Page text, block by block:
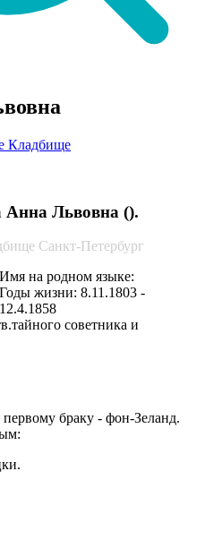
Кладбище
Анна Львовна ().
Санкт-Петербург
Имя на родном языке:
Годы жизни: 8.11.1803 -
12.4.1858
советника и
браку - фон-Зеланд.